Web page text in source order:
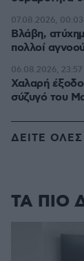
Βλάβη,
πολλοί
07.08.2026, 00:03
Χαλαρή
σύζυγό του
06.08.2026, 23:57
ΔΕΙΤΕ ΟΛΕΣ
ΤΑ ΠΙΟ